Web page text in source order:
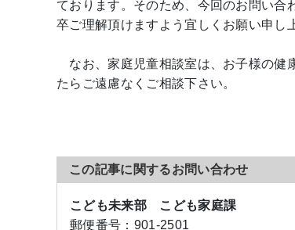
ております。そのため、今回のお問い合
卒ご理解頂けますよう宜しくお願い申し
なお、家庭児童相談室は、お子様の健
たらご遠慮なくご相談下さい。
この記事に関するお問い合わせ
こども未来部 こども家庭課
郵便番号： 901-2501